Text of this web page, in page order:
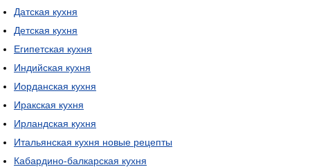
Датская кухня
Детская кухня
Египетская кухня
Индийская кухня
Иорданская кухня
Иракская кухня
Ирландская кухня
Итальянская кухня новые рецепты
Кабардино-балкарская кухня